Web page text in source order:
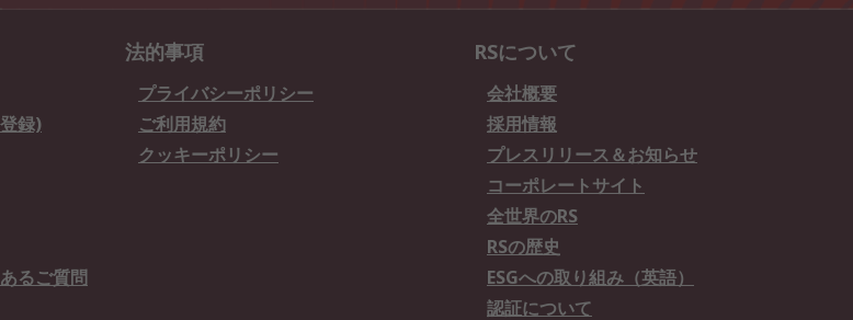
録)
るご質問
法的事項
プライバシーポリシー
ご利用規約
クッキーポリシー
RSについて
会社概要
採用情報
プレスリリース＆お知らせ
コーポレートサイト
全世界のRS
RSの歴史
ESGへの取り組み（英語）
認証について